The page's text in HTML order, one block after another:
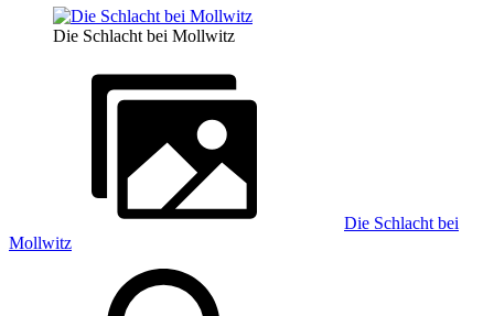
Die Schlacht bei Mollwitz
Die Schlacht bei
Mollwitz